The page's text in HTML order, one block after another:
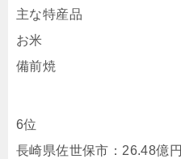
主な特産品
お米
備前焼
6位
長崎県佐世保市：26.48億円